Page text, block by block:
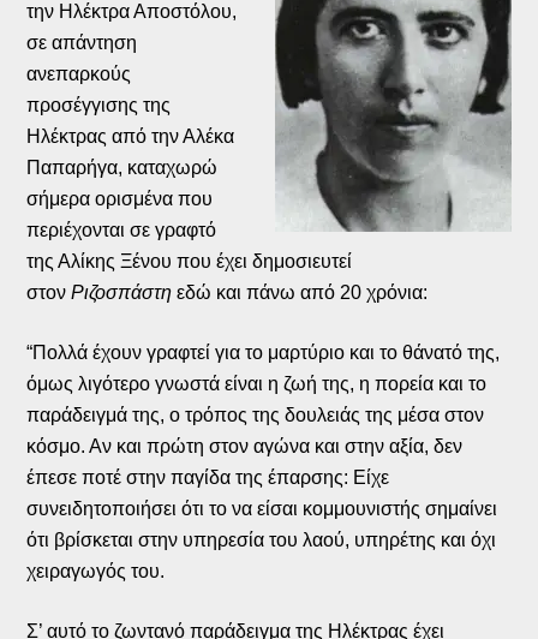
την Ηλέκτρα Αποστόλου,
σε απάντηση
ανεπαρκούς
προσέγγισης της
Ηλέκτρας από την Αλέκα
Παπαρήγα, καταχωρώ
σήμερα ορισμένα που
περιέχονται σε γραφτό
της Αλίκης Ξένου που έχει δημοσιευτεί
στονΡιζοσπάστηεδώ και πάνω από 20 χρόνια:
“Πολλά έχουν γραφτεί για το μαρτύριο και το θάνατό της,
όμως λιγότερο γνωστά είναι η ζωή της, η πορεία και το
παράδειγμά της, ο τρόπος της δουλειάς της μέσα στον
κόσμο. Αν και πρώτη στον αγώνα και στην αξία, δεν
έπεσε ποτέ στην παγίδα της έπαρσης: Είχε
συνειδητοποιήσει ότι το να είσαι κομμουνιστής σημαίνει
ότι βρίσκεται στην υπηρεσία του λαού, υπηρέτης και όχι
χειραγωγός του.
Σ’ αυτό το ζωντανό παράδειγμα της Ηλέκτρας έχει